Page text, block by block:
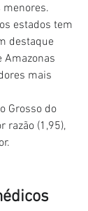
menores.
estados tem
destaque
Amazonas
mais
Grosso do
razão (1,95),